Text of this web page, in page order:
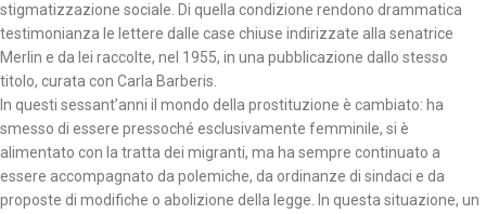
stigmatizzazione sociale. Di quella condizione rendono drammatica
testimonianza le lettere dalle case chiuse indirizzate alla senatrice
Merlin e da lei raccolte, nel 1955, in una pubblicazione dallo stesso
titolo, curata con Carla Barberis.
In questi sessant’anni il mondo della prostituzione è cambiato: ha
smesso di essere pressoché esclusivamente femminile, si è
alimentato con la tratta dei migranti, ma ha sempre continuato a
essere accompagnato da polemiche, da ordinanze di sindaci e da
proposte di modifiche o abolizione della legge. In questa situazione, un